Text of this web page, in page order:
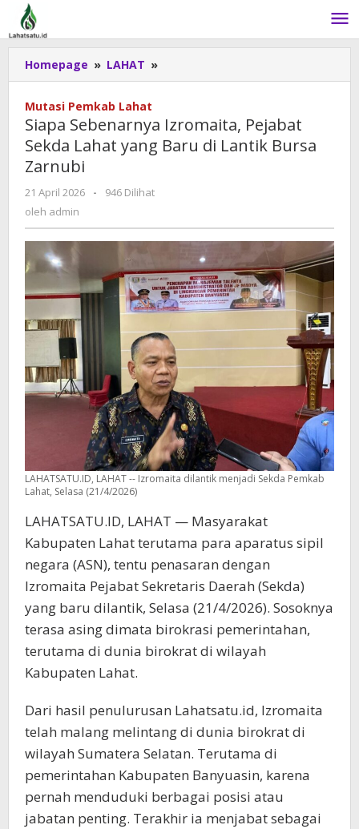
Lewati
konten
Homepage » LAHAT »
Sebenarnya
Sekda
Lahat
Bursa
Mutasi Pemkab Lahat
Siapa Sebenarnya Izromaita, Pejabat
Sekda Lahat yang Baru di Lantik Bursa
Zarnubi
21 April 2026
oleh
-
946 Dilihat
oleh admin
LAHATSATU.ID, LAHAT -- Izromaita dilantik menjadi Sekda Pemkab
Lahat, Selasa (21/4/2026)
LAHATSATU.ID, LAHAT — Masyarakat
Kabupaten Lahat terutama para aparatus sipil
negara (ASN), tentu penasaran dengan
Izromaita Pejabat Sekretaris Daerah (Sekda)
yang baru dilantik, Selasa (21/4/2026). Sosoknya
terasa asing dimata birokrasi pemerintahan,
terutama di dunia birokrat di wilayah
Kabupaten Lahat.
Dari hasil penulurusan Lahatsatu.id, Izromaita
telah malang melintang di dunia birokrat di
wilayah Sumatera Selatan. Terutama di
pemerintahan Kabupaten Banyuasin, karena
pernah menduduki berbagai posisi atau
jabatan penting. Terakhir ia menjabat sebagai